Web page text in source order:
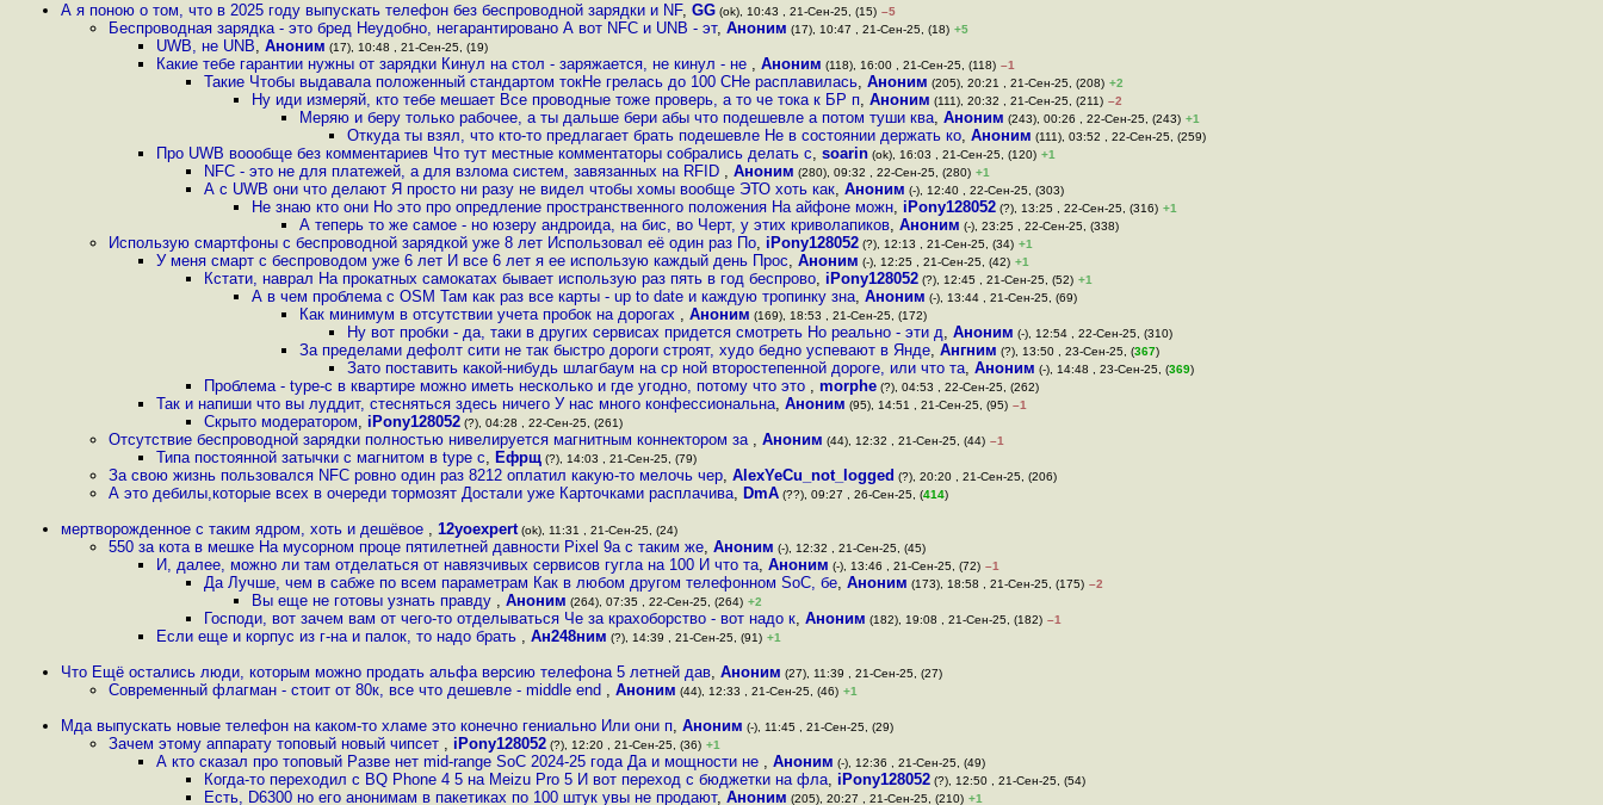
А я поною о том, что в 2025 году выпускать телефон без беспроводной зарядки и NF, GG (ok), 10:43 , 21-Сен-25, (15) –5
Беспроводная зарядка - это бред Неудобно, негарантировано А вот NFC и UNB - эт, Аноним (17), 10:47 , 21-Сен-25, (18) +5
UWB, не UNB, Аноним (17), 10:48 , 21-Сен-25, (19)
Какие тебе гарантии нужны от зарядки Кинул на стол - заряжается, не кинул - не , Аноним (118), 16:00 , 21-Сен-25, (118) –1
Такие Чтобы выдавала положенный стандартом токНе грелась до 100 СНе расплавилась, Аноним (205), 20:21 , 21-Сен-25, (208) +2
Ну иди измеряй, кто тебе мешает Все проводные тоже проверь, а то че тока к БР п, Аноним (111), 20:32 , 21-Сен-25, (211) –2
Меряю и беру только рабочее, а ты дальше бери абы что подешевле а потом туши ква, Аноним (243), 00:26 , 22-Сен-25, (243) +1
Откуда ты взял, что кто-то предлагает брать подешевле Не в состоянии держать ко, Аноним (111), 03:52 , 22-Сен-25, (259)
Про UWB воообще без комментариев Что тут местные комментаторы собрались делать с, soarin (ok), 16:03 , 21-Сен-25, (120) +1
NFC - это не для платежей, а для взлома систем, завязанных на RFID , Аноним (280), 09:32 , 22-Сен-25, (280) +1
А с UWB они что делают Я просто ни разу не видел чтобы хомы вообще ЭТО хоть как, Аноним (-), 12:40 , 22-Сен-25, (303)
Не знаю кто они Но это про опредление пространственного положения На айфоне можн, iPony128052 (?), 13:25 , 22-Сен-25, (316) +1
А теперь то же самое - но юзеру андроида, на бис, во Черт, у этих криволапиков, Аноним (-), 23:25 , 22-Сен-25, (338)
Использую смартфоны с беспроводной зарядкой уже 8 лет Использовал её один раз По, iPony128052 (?), 12:13 , 21-Сен-25, (34) +1
У меня смарт с беспроводом уже 6 лет И все 6 лет я ее использую каждый день Прос, Аноним (-), 12:25 , 21-Сен-25, (42) +1
Кстати, наврал На прокатных самокатах бывает использую раз пять в год беспрово, iPony128052 (?), 12:45 , 21-Сен-25, (52) +1
А в чем проблема с OSM Там как раз все карты - up to date и каждую тропинку зна, Аноним (-), 13:44 , 21-Сен-25, (69)
Как минимум в отсутствии учета пробок на дорогах , Аноним (169), 18:53 , 21-Сен-25, (172)
Ну вот пробки - да, таки в других сервисах придется смотреть Но реально - эти д, Аноним (-), 12:54 , 22-Сен-25, (310)
За пределами дефолт сити не так быстро дороги строят, худо бедно успевают в Янде, Ангним (?), 13:50 , 23-Сен-25, (367)
Зато поставить какой-нибудь шлагбаум на ср ной второстепенной дороге, или что та, Аноним (-), 14:48 , 23-Сен-25, (369)
Проблема - type-c в квартире можно иметь несколько и где угодно, потому что это , morphe (?), 04:53 , 22-Сен-25, (262)
Так и напиши что вы луддит, стесняться здесь ничего У нас много конфессиональна, Аноним (95), 14:51 , 21-Сен-25, (95) –1
Скрыто модератором, iPony128052 (?), 04:28 , 22-Сен-25, (261)
Отсутствие беспроводной зарядки полностью нивелируется магнитным коннектором за , Аноним (44), 12:32 , 21-Сен-25, (44) –1
Типа постоянной затычки с магнитом в type c, Ефрщ (?), 14:03 , 21-Сен-25, (79)
За свою жизнь пользовался NFC ровно один раз 8212 оплатил какую-то мелочь чер, AlexYeCu_not_logged (?), 20:20 , 21-Сен-25, (206)
А это дебилы,которые всех в очереди тормозят Достали уже Карточками расплачива, DmA (??), 09:27 , 26-Сен-25, (414)
мертворожденное с таким ядром, хоть и дешёвое , 12yoexpert (ok), 11:31 , 21-Сен-25, (24)
550 за кота в мешке На мусорном проце пятилетней давности Pixel 9a с таким же, Аноним (-), 12:32 , 21-Сен-25, (45)
И, далее, можно ли там отделаться от навязчивых сервисов гугла на 100 И что та, Аноним (-), 13:46 , 21-Сен-25, (72) –1
Да Лучше, чем в сабже по всем параметрам Как в любом другом телефонном SoC, бе, Аноним (173), 18:58 , 21-Сен-25, (175) –2
Вы еще не готовы узнать правду , Аноним (264), 07:35 , 22-Сен-25, (264) +2
Господи, вот зачем вам от чего-то отделываться Че за крахоборство - вот надо к, Аноним (182), 19:08 , 21-Сен-25, (182) –1
Если еще и корпус из г-на и палок, то надо брать , Ан248ним (?), 14:39 , 21-Сен-25, (91) +1
Что Ещё остались люди, которым можно продать альфа версию телефона 5 летней дав, Аноним (27), 11:39 , 21-Сен-25, (27)
Современный флагман - стоит от 80к, все что дешевле - middle end , Аноним (44), 12:33 , 21-Сен-25, (46) +1
Мда выпускать новые телефон на каком-то хламе это конечно гениально Или они п, Аноним (-), 11:45 , 21-Сен-25, (29)
Зачем этому аппарату топовый новый чипсет , iPony128052 (?), 12:20 , 21-Сен-25, (36) +1
А кто сказал про топовый Разве нет mid-range SoC 2024-25 года Да и мощности не , Аноним (-), 12:36 , 21-Сен-25, (49)
Когда-то переходил с BQ Phone 4 5 на Meizu Pro 5 И вот переход с бюджетки на фла, iPony128052 (?), 12:50 , 21-Сен-25, (54)
Есть, D6300 но его анонимам в пакетиках по 100 штук увы не продают, Аноним (205), 20:27 , 21-Сен-25, (210) +1